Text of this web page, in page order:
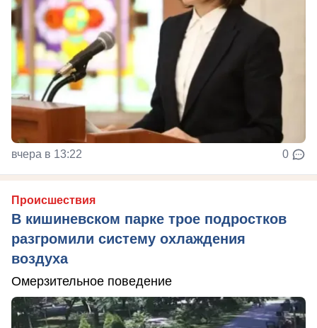
вчера в 13:22 0
Происшествия
В кишиневском парке трое подростков
разгромили систему охлаждения
воздуха
Омерзительное поведение